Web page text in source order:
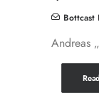
Bottcast
Andreas